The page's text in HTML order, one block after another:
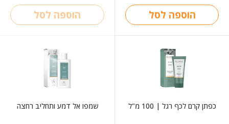
הוספה לסל הוספה לסל
כפתן קרם לכף רגל | 100 מ"ל שמפו אל דמע ותחליב רחצה